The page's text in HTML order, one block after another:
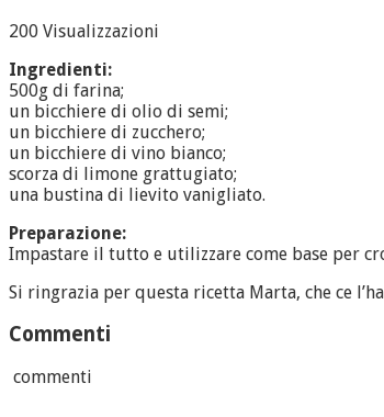
200 Visualizzazioni
Ingredienti:
500g di farina;
un bicchiere di olio di semi;
un bicchiere di zucchero;
un bicchiere di vino bianco;
scorza di limone grattugiato;
una bustina di lievito vanigliato.
Preparazione:
Impastare il tutto e utilizzare come base per
Si ringrazia per questa ricetta Marta, che ce
Commenti
commenti